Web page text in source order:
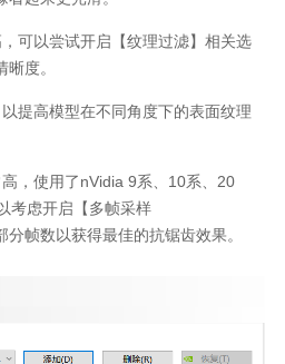
可以尝试开启【纹理过滤】相关选
度。
提高模型在不同角度下的表面纹理
，使用了nVidia 9系、10系、20
考虑开启【多帧采样
帧数以获得最佳的抗锯齿效果。